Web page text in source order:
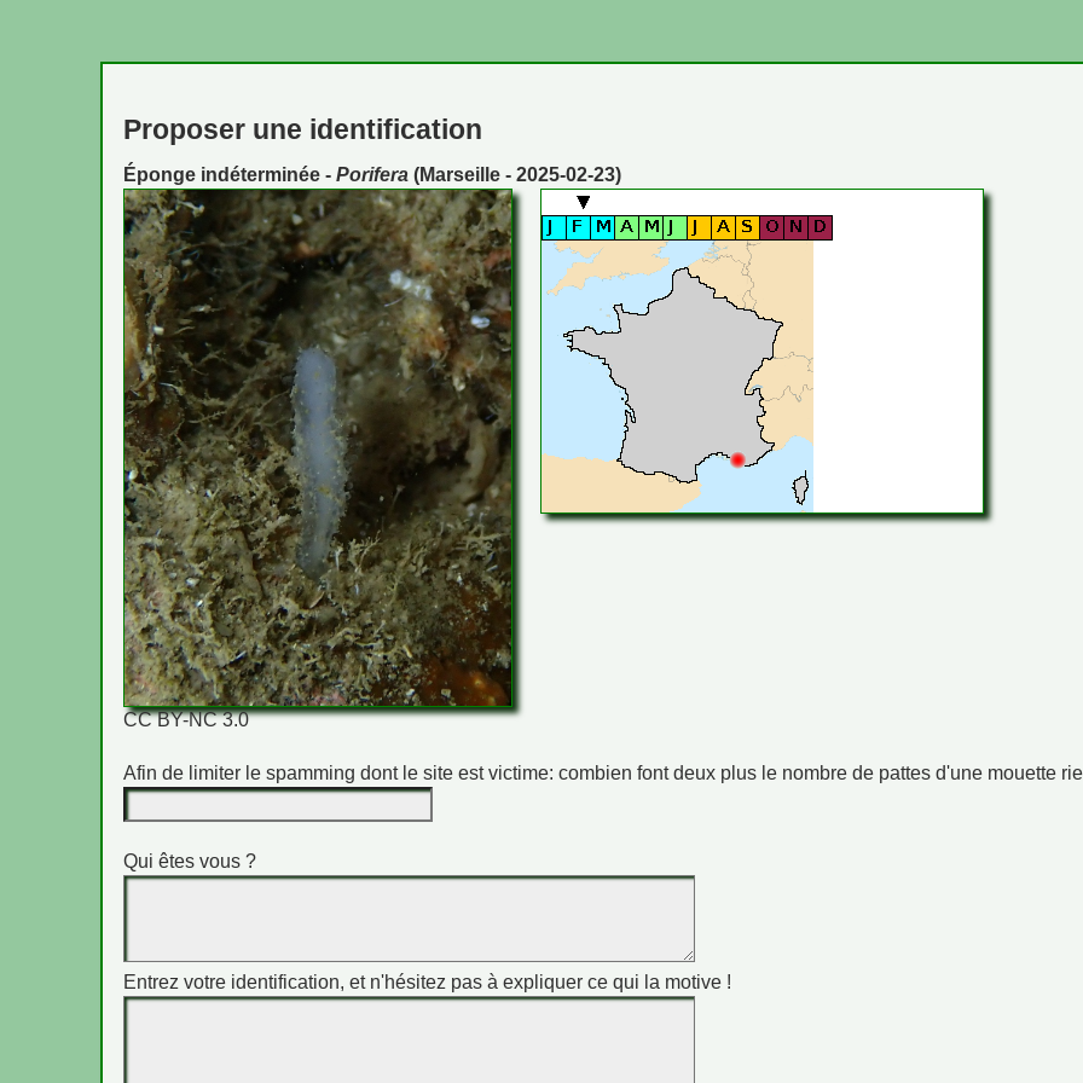
Proposer une identification
Éponge indéterminée -Porifera (Marseille - 2025-02-23)
CC BY-NC 3.0
Afin de limiter le spamming dont le site est victime: combien font deux plus le nombre de pattes d'une mouette
Qui êtes vous ?
Entrez votre identification, et n'hésitez pas à expliquer ce qui la motive !